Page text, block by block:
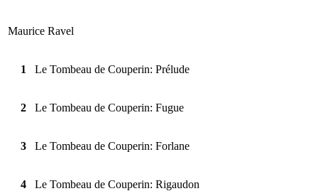
Maurice Ravel
1 Le Tombeau de Couperin: Prélude
2 Le Tombeau de Couperin: Fugue
3 Le Tombeau de Couperin: Forlane
4 Le Tombeau de Couperin: Rigaudon